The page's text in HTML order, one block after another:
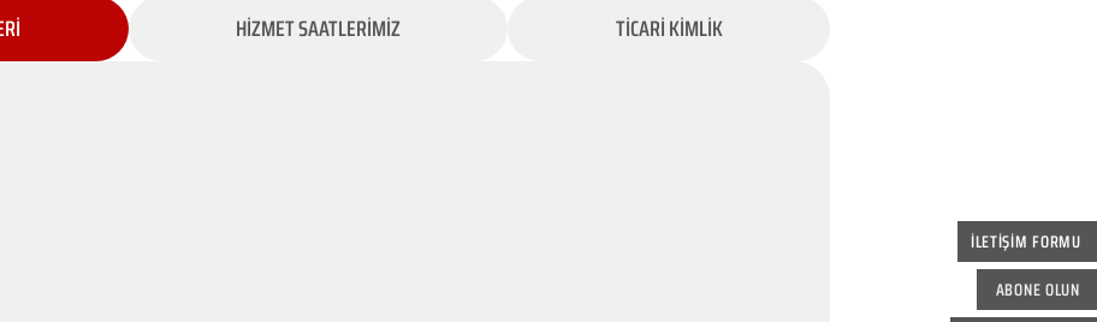
İLETİŞİM FORMU
ABONE OLUN
HİZMET SAATLERİMİZ TİCARİ KİMLİK